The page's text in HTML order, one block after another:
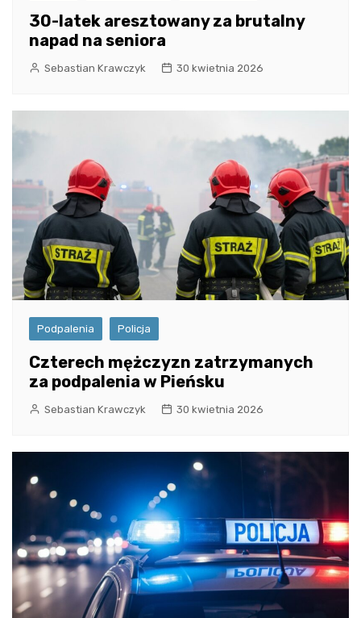
30-latek aresztowany za brutalny
napad na seniora
Sebastian Krawczyk 30 kwietnia 2026
Podpalenia Policja
Czterech mężczyzn zatrzymanych
za podpalenia w Pieńsku
Sebastian Krawczyk 30 kwietnia 2026